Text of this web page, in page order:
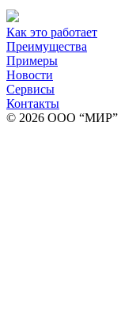
Как это работает
Преимущества
Примеры
Новости
Сервисы
Контакты
© 2026 ООО “МИР”